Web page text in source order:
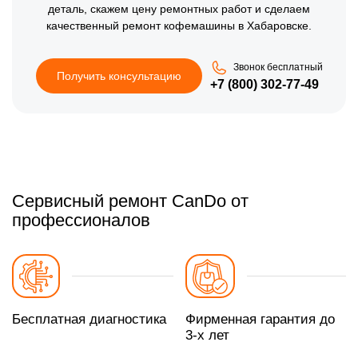
деталь, скажем цену ремонтных работ и сделаем
качественный ремонт кофемашины в Хабаровске.
Получить консультацию
Звонок бесплатный
+7 (800) 302-77-49
Сервисный ремонт CanDo от
профессионалов
Бесплатная диагностика
Фирменная гарантия до
3-х лет